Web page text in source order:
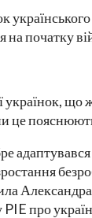
на початку
українок,
це
PIE про